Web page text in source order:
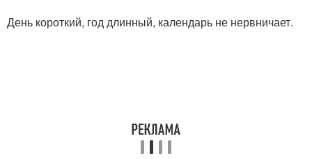
День короткий, год длинный, календарь не нервничает.